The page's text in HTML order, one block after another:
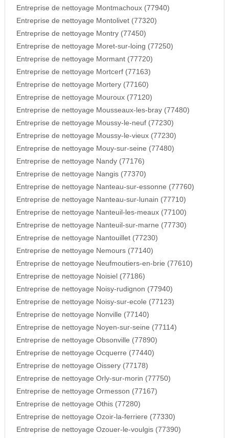
Entreprise de nettoyage Montmachoux (77940)
Entreprise de nettoyage Montolivet (77320)
Entreprise de nettoyage Montry (77450)
Entreprise de nettoyage Moret-sur-loing (77250)
Entreprise de nettoyage Mormant (77720)
Entreprise de nettoyage Mortcerf (77163)
Entreprise de nettoyage Mortery (77160)
Entreprise de nettoyage Mouroux (77120)
Entreprise de nettoyage Mousseaux-les-bray (77480)
Entreprise de nettoyage Moussy-le-neuf (77230)
Entreprise de nettoyage Moussy-le-vieux (77230)
Entreprise de nettoyage Mouy-sur-seine (77480)
Entreprise de nettoyage Nandy (77176)
Entreprise de nettoyage Nangis (77370)
Entreprise de nettoyage Nanteau-sur-essonne (77760)
Entreprise de nettoyage Nanteau-sur-lunain (77710)
Entreprise de nettoyage Nanteuil-les-meaux (77100)
Entreprise de nettoyage Nanteuil-sur-marne (77730)
Entreprise de nettoyage Nantouillet (77230)
Entreprise de nettoyage Nemours (77140)
Entreprise de nettoyage Neufmoutiers-en-brie (77610)
Entreprise de nettoyage Noisiel (77186)
Entreprise de nettoyage Noisy-rudignon (77940)
Entreprise de nettoyage Noisy-sur-ecole (77123)
Entreprise de nettoyage Nonville (77140)
Entreprise de nettoyage Noyen-sur-seine (77114)
Entreprise de nettoyage Obsonville (77890)
Entreprise de nettoyage Ocquerre (77440)
Entreprise de nettoyage Oissery (77178)
Entreprise de nettoyage Orly-sur-morin (77750)
Entreprise de nettoyage Ormesson (77167)
Entreprise de nettoyage Othis (77280)
Entreprise de nettoyage Ozoir-la-ferriere (77330)
Entreprise de nettoyage Ozouer-le-voulgis (77390)